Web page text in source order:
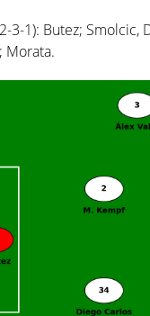
3-1): Butez; Smolcic,
Morata.